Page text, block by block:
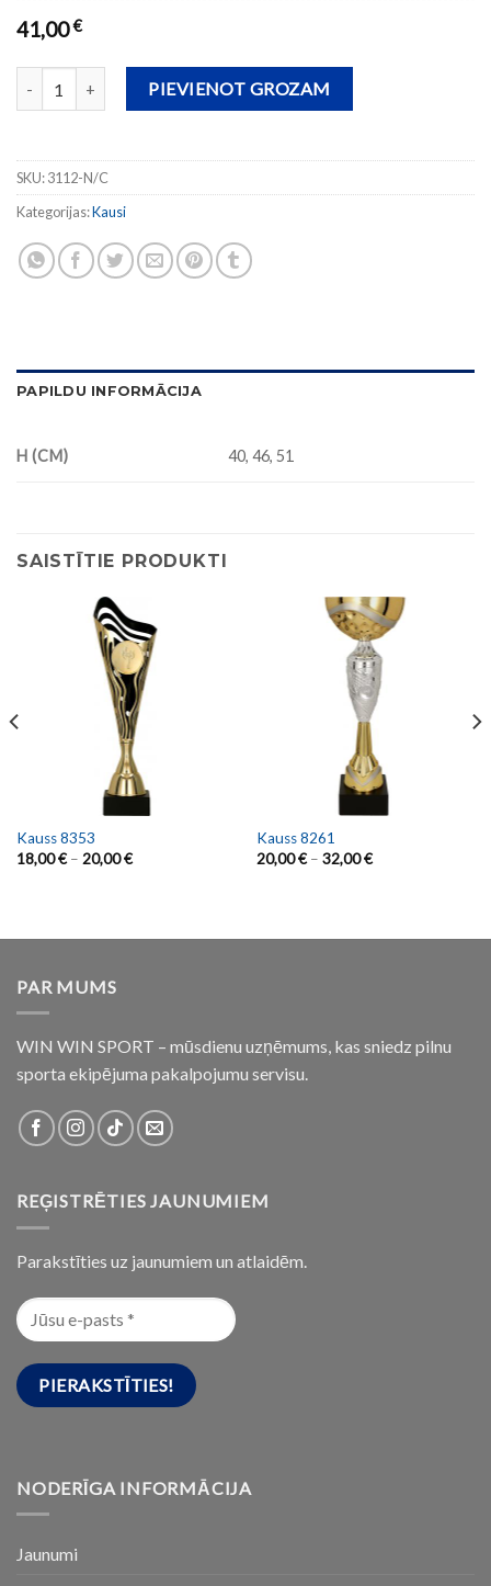
41,00€
Kauss 3112-N daudzumsPIEVIENOT GROZAM
SKU:3112-N/C
Kategorijas:Kausi
PAPILDU INFORMĀCIJA
H (CM) 40, 46, 51
SAISTĪTIE PRODUKTI
Kauss 8353
18,00€– 20,00€
Kauss 8261
20,00€– 32,00€
PAR MUMS
WIN WIN SPORT – mūsdienu uzņēmums, kas sniedz pilnu
sporta ekipējuma pakalpojumu servisu.
REĢISTRĒTIES JAUNUMIEM
Parakstīties uz jaunumiem un atlaidēm.
NODERĪGA INFORMĀCIJA
Jaunumi